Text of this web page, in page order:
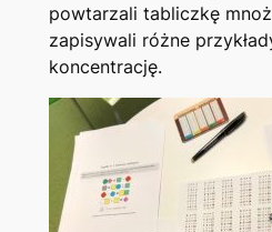
powtarzali tabliczkę
zapisywali różne
koncentrację.